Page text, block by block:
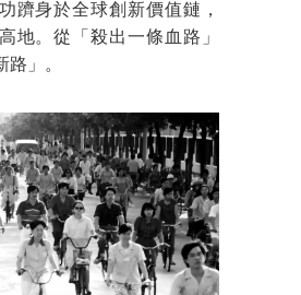
躋身於全球創新價值鏈，
地。從「殺出一條血路」
路」。